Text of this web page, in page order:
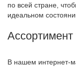
по всей стране,
идеальном
Ассортимент
В нашем интернет-